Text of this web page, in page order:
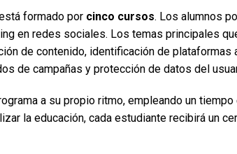
formado por cinco cursos. Los alumnos
en redes sociales. Los temas principales
de contenido, identificación de plataformas
de campañas y protección de datos del
a su propio ritmo, empleando un
la educación, cada estudiante recibirá un